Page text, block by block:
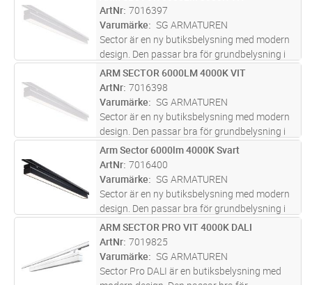
ljuslinjer. Kompatibel med standard 3-
fasskenor och kan...läs mer
ArtNr 7016397
Varumärke
SG ARMATUREN
Sector är en ny butiksbelysning med modern
design. Den passar bra för grundbelysning i
butiker och utställningsutrymmen. Den går
snabbt och smidigt att installera eftersom
den kan monteras direkt på...läs mer
ST Lägg i kundvagn
ARM SECTOR 6000LM 4000K VIT
ArtNr 7016398
Varumärke
SG ARMATUREN
Sector är en ny butiksbelysning med modern
design. Den passar bra för grundbelysning i
butiker och utställningsutrymmen. Den går
snabbt och smidigt att installera eftersom
den kan monteras direkt på...läs mer
ST Lägg i kundvagn
Arm Sector 6000lm 4000K Svart
ArtNr 7016400
Varumärke
SG ARMATUREN
Sector är en ny butiksbelysning med modern
design. Den passar bra för grundbelysning i
butiker och utställningsutrymmen. Den går
snabbt och smidigt att installera eftersom
den kan monteras direkt på...läs mer
ST Lägg i kundvagn
ARM SECTOR PRO VIT 4000K DALI
ArtNr 7019825
Varumärke
SG ARMATUREN
Sector Pro DALI är en butiksbelysning med